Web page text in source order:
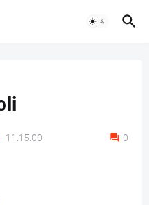
- 11.15.00 0